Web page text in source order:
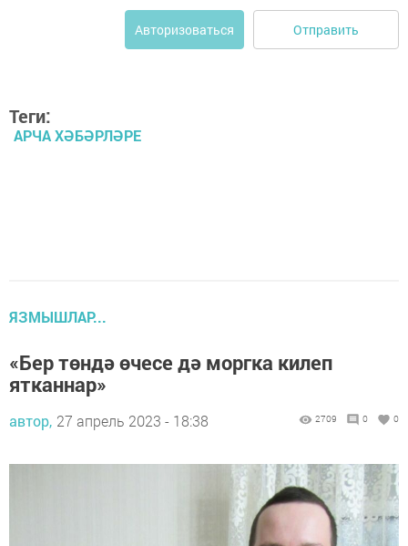
Авторизоваться Отправить
Теги:
АРЧА ХӘБӘРЛӘРЕ
ЯЗМЫШЛАР...
«Бер төндә өчесе дә моргка килеп
ятканнар»
автор, 27 апрель 2023 - 18:38 2709 0 0